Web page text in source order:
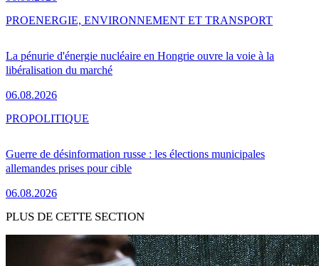
La pénurie d'énergie nucléaire en Hongrie ouvre la voie à la
libéralisation du marché
06.08.2026
PROENERGIE, ENVIRONNEMENT ET TRANSPORT
Guerre de désinformation russe : les élections municipales
allemandes prises pour cible
06.08.2026
PROPOLITIQUE
PLUS DE CETTE SECTION